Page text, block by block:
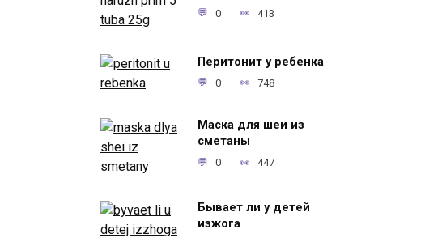
0 413
Перитонит у ребенка
0 748
Маска для шеи из
сметаны
0 447
Бывает ли у детей
изжога